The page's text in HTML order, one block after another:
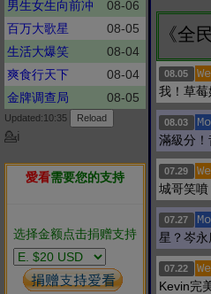
男生女生向前冲
08-06
百万大歌星
08-05
生活大爆笑
08-04
爽食行天下
08-04
金牌调查局
08-05
Updated:10:35
💁ℹ
愛看需要您的支持
选择金额点击捐赠支持
《全
08.05
我！草莓
08.03
滿級分！
07.29
城哥笑
07.27
星？岑
07.22
Kevin完